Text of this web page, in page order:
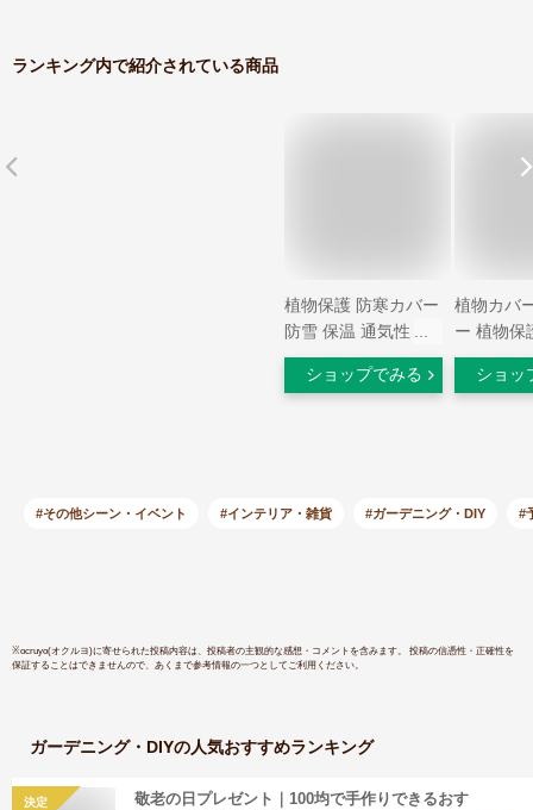
ランキング内で紹介されている商品
植物保護 防寒カバー
防雪 保温 通気性 室
内 引き紐付き 防霜
ガーデン 凍結防止
虫害対策 観葉植物
ショップでみる
植物カバ
ー 植物保
防寒 保温
防霜 巾
室外 ガー
ショッ
#その他シーン・イベント #インテリア・雑貨 #ガーデニング・DIY #
※ocruyo(オクルヨ)に寄せられた投稿内容は、投稿者の主観的な感想・コメントを含みます。 投稿の信憑性・正確性を
保証することはできませんので、あくまで参考情報の一つとしてご利用ください。
ガーデニング・DIYの人気おすすめランキング
決定
敬老の日プレゼント｜100均で手作りできるおす